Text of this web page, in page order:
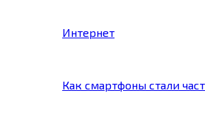
Интернет
Как смартфоны стали